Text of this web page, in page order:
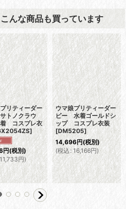
んな商品も買っています
リティーダー
トノクラウ
コスプレ衣
]
円(税別)
11,733円)
ウマ娘プリティーダー
ビー 水着ゴールドシ
ップ コスプレ衣装
[DM5205]
14,696円(税別)
(税込: 16,166円)